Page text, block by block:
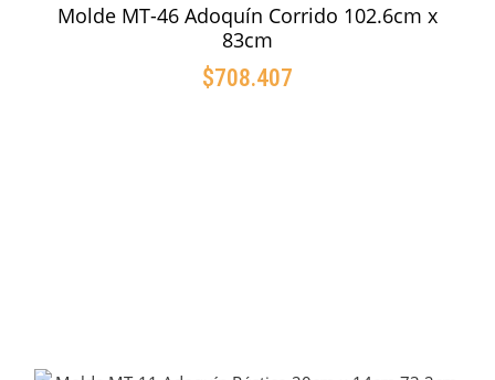
Molde MT-46 Adoquín Corrido 102.6cm x
83cm
$708.407